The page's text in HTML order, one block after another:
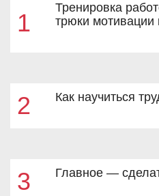
1
Тренировка
трюки
2 Как научиться
3 Главное —